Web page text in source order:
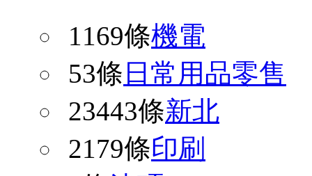
1169條機電
53條日常用品零售
23443條新北
2179條印刷